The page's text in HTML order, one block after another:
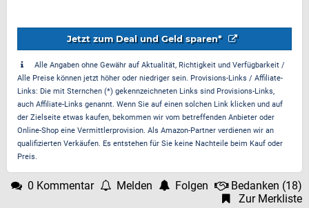
Jetzt zum Deal und Geld sparen*
Alle Angaben ohne Gewähr auf Aktualität, Richtigkeit und Verfügbarkeit /
Alle Preise können jetzt höher oder niedriger sein. Provisions-Links / Affiliate-
Links: Die mit Sternchen (*) gekennzeichneten Links sind Provisions-Links,
auch Affiliate-Links genannt. Wenn Sie auf einen solchen Link klicken und auf
der Zielseite etwas kaufen, bekommen wir vom betreffenden Anbieter oder
Online-Shop eine Vermittlerprovision. Als Amazon-Partner verdienen wir an
qualifizierten Verkäufen. Es entstehen für Sie keine Nachteile beim Kauf oder
Preis.
0 Kommentar Melden Folgen Bedanken (18)
Zur Merkliste